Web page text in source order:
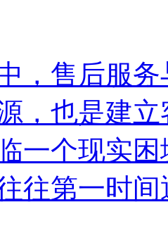
，售后服
，也是建
一个现实
往第一时